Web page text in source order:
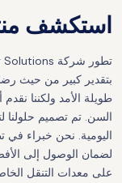
استكشف
بتقدير كبير من حيث
طويلة الأمد ولكننا نقدم
السن. تم تصميم حلولنا
اليومية. نحن خبراء في
لضمان الوصول إلى
على معدات التنقل